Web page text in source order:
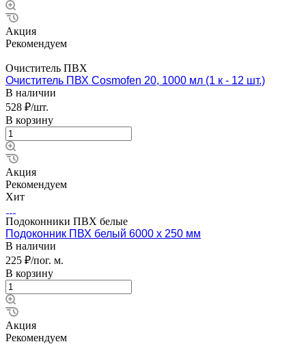
Акция
Рекомендуем
Очиститель ПВХ
Очиститель ПВХ Cosmofen 20, 1000 мл (1 к - 12 шт.)
В наличии
528 ₽/шт.
В корзину
Акция
Рекомендуем
Хит
Подоконники ПВХ белые
Подоконник ПВХ белый 6000 х 250 мм
В наличии
225 ₽/пог. м.
В корзину
Акция
Рекомендуем